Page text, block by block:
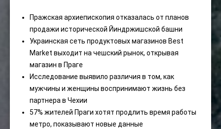
Пражская архиепископия отказалась от планов
продажи исторической Йиндржишской башни
Украинская сеть продуктовых магазинов Best
Market выходит на чешский рынок, открывая
магазин в Праге
Исследование выявило различия в том, как
мужчины и женщины воспринимают жизнь без
партнера в Чехии
57% жителей Праги хотят продлить время работы
метро, ​​показывают новые данные